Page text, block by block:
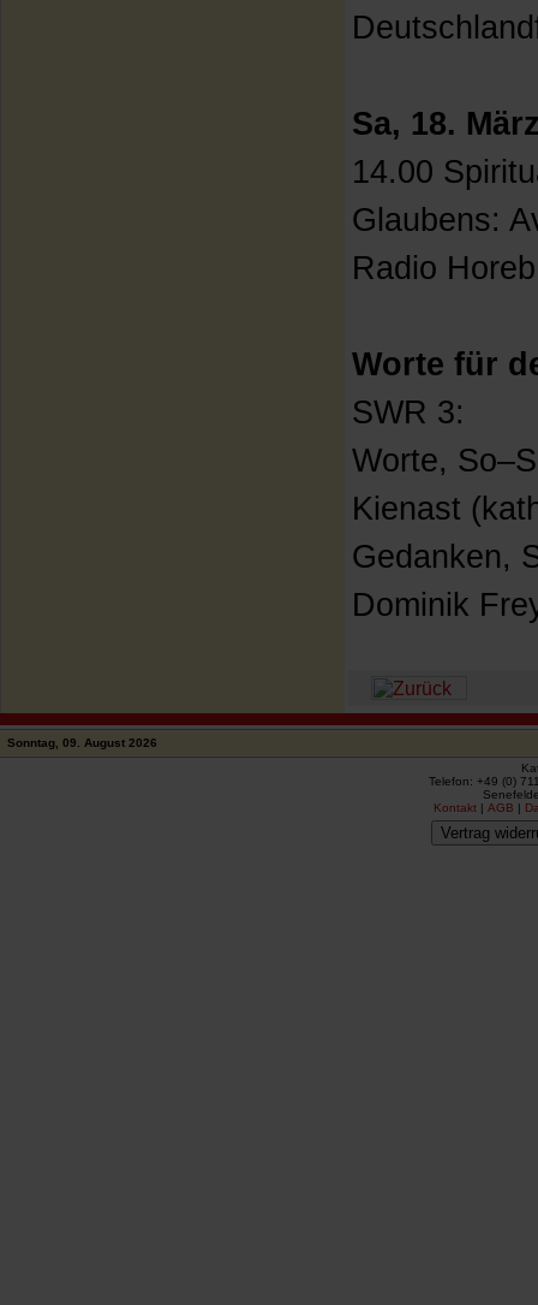
Sa, 18.
14.00
Glaubens:
Radio Horeb
Worte für
SWR 3:
Worte,
Kienast
Gedanken,
Dominik
Sonntag, 09. August 2026
Telefon: +49 (0)
Kontakt |AGB |
Vertrag